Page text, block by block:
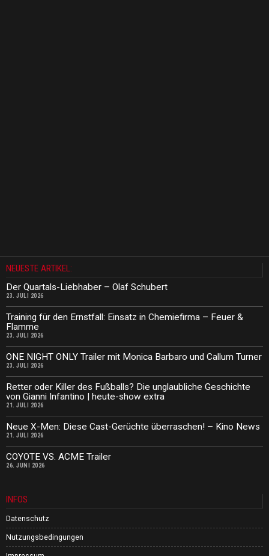
NEUESTE ARTIKEL:
Der Quartals-Liebhaber – Olaf Schubert
23. JULI 2026
Training für den Ernstfall: Einsatz in Chemiefirma – Feuer &
Flamme
23. JULI 2026
ONE NIGHT ONLY Trailer mit Monica Barbaro und Callum Turner
23. JULI 2026
Retter oder Killer des Fußballs? Die unglaubliche Geschichte
von Gianni Infantino | heute-show extra
21. JULI 2026
Neue X-Men: Diese Cast-Gerüchte überraschen! – Kino News
21. JULI 2026
COYOTE VS. ACME Trailer
26. JUNI 2026
INFOS
Datenschutz
Nutzungsbedingungen